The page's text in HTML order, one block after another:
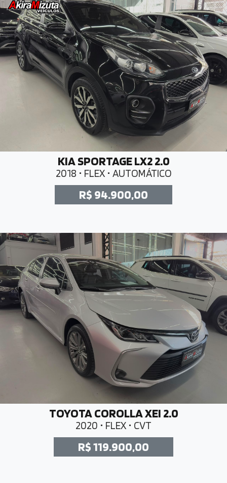
KIA SPORTAGE LX2 2.0
2018 • FLEX • AUTOMÁTICO
R$ 94.900,00
TOYOTA COROLLA XEI 2.0
2020 • FLEX • CVT
R$ 119.900,00